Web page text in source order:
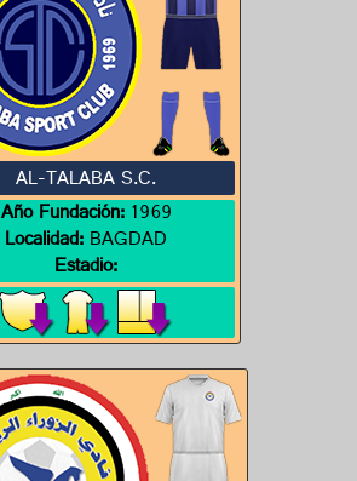
AL-TALABA S.C.
Año Fundación:1969
Localidad:BAGDAD
Estadio: